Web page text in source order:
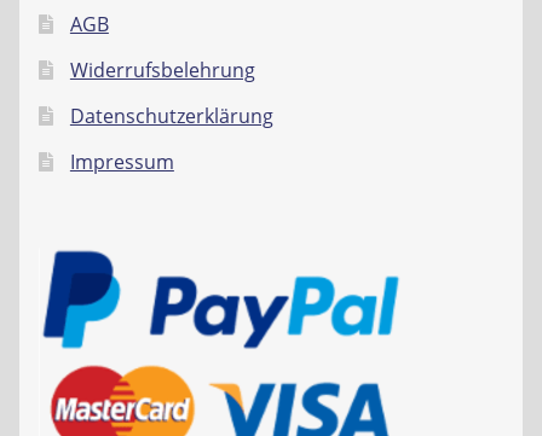
Impressum
AGB
Widerrufsbelehrung
Datenschutzerklärung
Impressum